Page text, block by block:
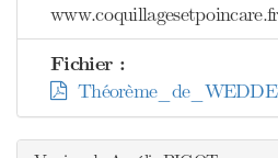
www.coquillagesetpoincare.fr
Fichier :